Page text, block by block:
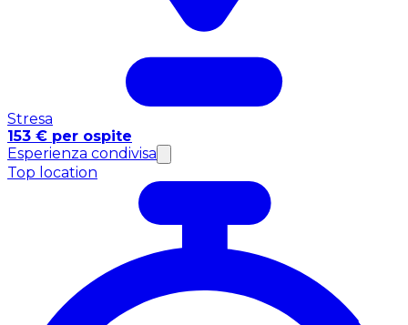
Stresa
153 € per ospite
Esperienza condivisa
Top location